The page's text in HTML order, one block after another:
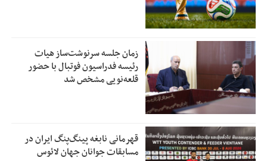
زمان جلسه سرنوشت‌ساز هیات
رئیسه فدراسیون فوتبال با حضور
قلعه‌نویی مشخص شد
قهرمانی نابغه پینگ‌پنگ ایران در
مسابقات جوانان جهان لائوس